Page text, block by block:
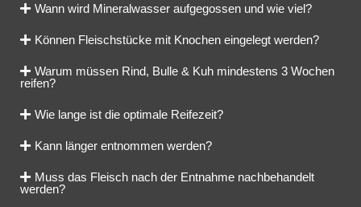
Wann wird Mineralwasser aufgegossen und wie viel?
Können Fleischstücke mit Knochen eingelegt werden?
Warum müssen Rind, Bulle & Kuh mindestens 3 Wochen
reifen?
Wie lange ist die optimale Reifezeit?
Kann länger entnommen werden?
Muss das Fleisch nach der Entnahme nachbehandelt
werden?